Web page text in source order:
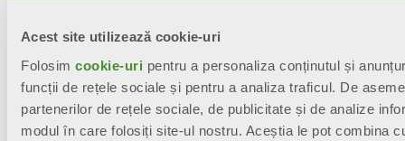
Acest site utilizează cookie-uri
Folosim cookie-uri pentru a personaliza conținutul și
funcții de rețele sociale și pentru a analiza traficul. De
partenerilor de rețele sociale, de publicitate și de analize
modul în care folosiți site-ul nostru. Aceștia le pot combina
Toate modelele sunt garantate
anide la data instalării pentru
defecte de fabricaţie, cu condiţia ca
instalaţia să fie realizată conform